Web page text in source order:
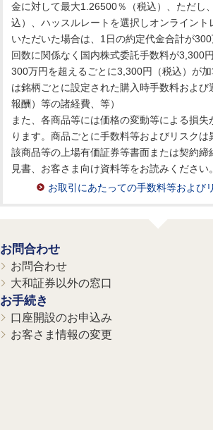
金に対して最大1.26500％（税込）、ただし
込）、ハッスルレートを選択しオンライント
いただいた場合は、1日の約定代金合計が300
回数に関係なく国内株式委託手数料が3,300
300万円を超えるごとに3,300円（税込）が
は銘柄ごとに設定された購入時手数料および
報酬）等の諸経費、等）
また、各商品等には価格の変動等による損失
ります。商品ごとに手数料等およびリスクは
該商品等の上場有価証券等書面または契約締
見書、お客さま向け資料等をお読みください。
お取引にあたっての手数料等および
お問合わせ
お問合わせ
大和証券以外の窓口
お手続き
口座開設のお申込み
お客さま情報の変更